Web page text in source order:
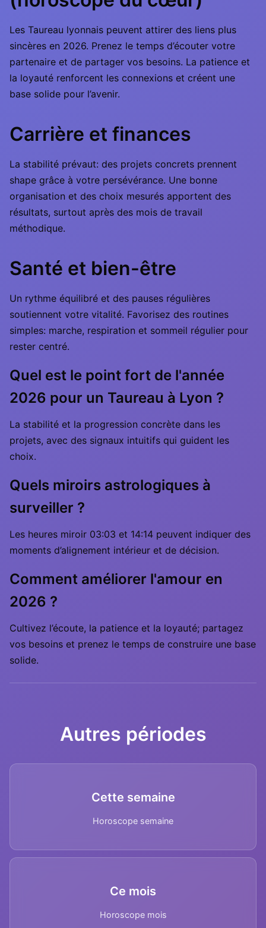
Les Taureau lyonnais peuvent attirer des liens plus
sincères en 2026. Prenez le temps d’écouter votre
partenaire et de partager vos besoins. La patience et
la loyauté renforcent les connexions et créent une
base solide pour l’avenir.
Carrière et finances
La stabilité prévaut: des projets concrets prennent
shape grâce à votre persévérance. Une bonne
organisation et des choix mesurés apportent des
résultats, surtout après des mois de travail
méthodique.
Santé et bien-être
Un rythme équilibré et des pauses régulières
soutiennent votre vitalité. Favorisez des routines
simples: marche, respiration et sommeil régulier pour
rester centré.
Quel est le point fort de l'année
2026 pour un Taureau à Lyon ?
La stabilité et la progression concrète dans les
projets, avec des signaux intuitifs qui guident les
choix.
Quels miroirs astrologiques à
surveiller ?
Les heures miroir 03:03 et 14:14 peuvent indiquer des
moments d’alignement intérieur et de décision.
Comment améliorer l'amour en
2026 ?
Cultivez l’écoute, la patience et la loyauté; partagez
vos besoins et prenez le temps de construire une base
solide.
Autres périodes
Cette semaine
Horoscope semaine
Ce mois
Horoscope mois